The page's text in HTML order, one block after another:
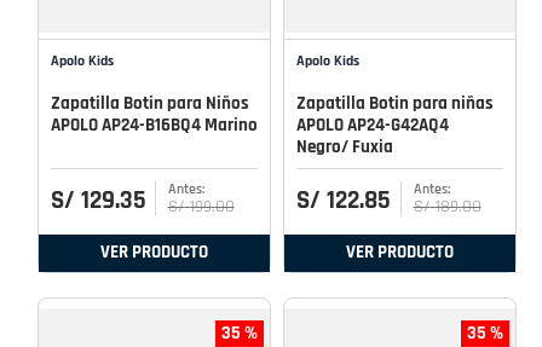
Apolo Kids
Zapatilla Botin para Niños
APOLO AP24-B16BQ4 Marino
S/ 129.35 S/ 199.00
VER PRODUCTO
Apolo Kids
Zapatilla Botin para niñas
APOLO AP24-G42AQ4
Negro/ Fuxia
S/ 122.85 S/ 189.00
VER PRODUCTO
35 % 35 %